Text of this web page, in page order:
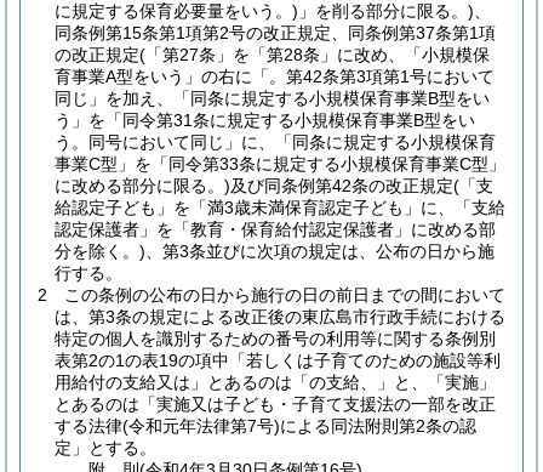
に規定する保育必要量をいう。) 」を削る部分に限る。)
同条例第15条第1項第2号の改正規定、同条例第37条第1項
の改正規定(「第27条」を「第28条」に改め、「小規模保
育事業A型をいう」の右に「。第42条第3項第1号において
同じ」を加え、「同条に規定する小規模保育事業B型をい
う」を「同令第31条に規定する小規模保育事業B型をい
う。同号において同じ」に、「同条に規定する小規模保育
事業C型」を「同令第33条に規定する小規模保育事業C型」
に改める部分に限る。)及び同条例第42条の改正規定(「支
給認定子ども」を「満3歳未満保育認定子ども」に、「支給
認定保護者」を「教育・保育給付認定保護者」に改める部
分を除く。) 、第3条並びに次項の規定は、公布の日から施
行する。
2
この条例の公布の日から施行の日の前日までの間において
は、第3条の規定による改正後の東広島市行政手続における
特定の個人を識別するための番号の利用等に関する条例別
表第2の1の表19の項中「若しくは子育てのための施設等利
用給付の支給又は」とあるのは「の支給、」と、「実施」
とあるのは「実施又は子ども・子育て支援法の一部を改正
する法律(令和元年法律第7号)による同法附則第2条の認
定」とする。